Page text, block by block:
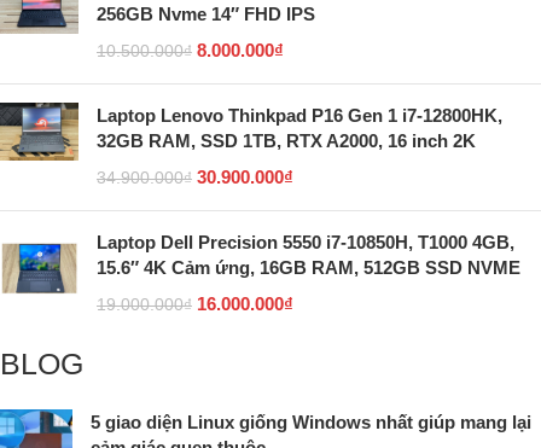
256GB Nvme 14″ FHD IPS
10.500.000₫ 8.000.000₫
Laptop Lenovo Thinkpad P16 Gen 1 i7-12800HK,
32GB RAM, SSD 1TB, RTX A2000, 16 inch 2K
34.900.000₫ 30.900.000₫
Laptop Dell Precision 5550 i7-10850H, T1000 4GB,
15.6″ 4K Cảm ứng, 16GB RAM, 512GB SSD NVME
19.000.000₫ 16.000.000₫
BLOG
5 giao diện Linux giống Windows nhất giúp mang lại